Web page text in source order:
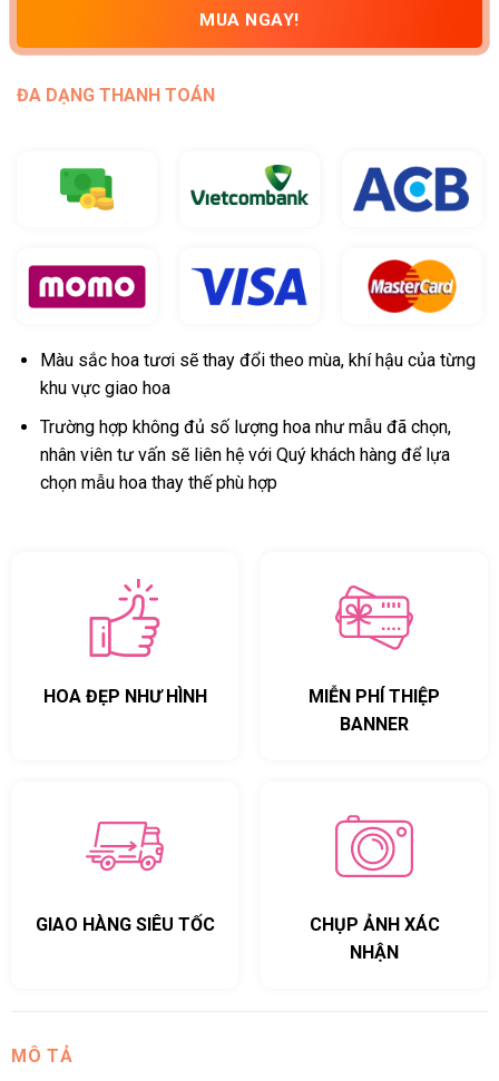
MUA NGAY!
ĐA DẠNG THANH TOÁN
Màu sắc hoa tươi sẽ thay đổi theo mùa, khí hậu của từng
khu vực giao hoa
Trường hợp không đủ số lượng hoa như mẫu đã chọn,
nhân viên tư vấn sẽ liên hệ với Quý khách hàng để lựa
chọn mẫu hoa thay thế phù hợp
HOA ĐẸP NHƯ HÌNH
MIỄN PHÍ THIỆP
BANNER
GIAO HÀNG SIÊU TỐC
CHỤP ẢNH XÁC
NHẬN
MÔ TẢ